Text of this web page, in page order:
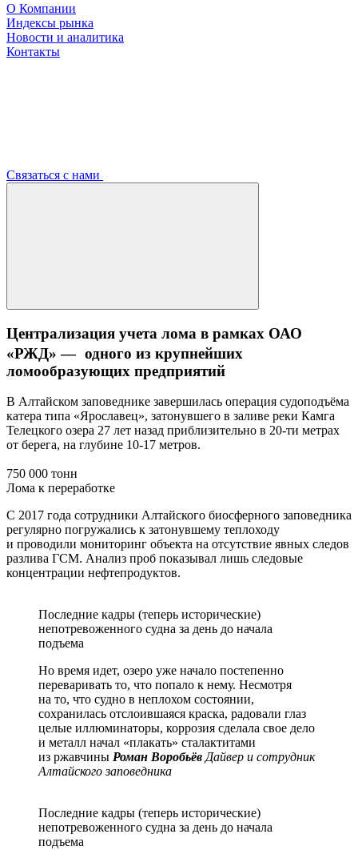
О Компании
Индексы рынка
Новости и аналитика
Контакты
Связаться с нами
Централизация учета лома в рамках ОАО
«РЖД» — одного из крупнейших
ломообразующих предприятий
В Алтайском заповеднике завершилась операция судоподъёма
катера типа «Ярославец», затонувшего в заливе реки Камга
Телецкого озера 27 лет назад приблизительно в 20-ти метрах
от берега, на глубине 10-17 метров.
750 000 тонн
Лома к переработке
С 2017 года сотрудники Алтайского биосферного заповедника
регулярно погружались к затонувшему теплоходу
и проводили мониторинг объекта на отсутствие явных следов
разлива ГСМ. Анализ проб показывал лишь следовые
концентрации нефтепродуктов.
Последние кадры (теперь исторические)
непотревоженного судна за день до начала
подъема
Но время идет, озеро уже начало постепенно
переваривать то, что попало к нему. Несмотря
на то, что судно в неплохом состоянии,
сохранилась отслоившаяся краска, радовали глаз
целые иллюминаторы, коррозия сделала свое дело
и металл начал «плакать» сталактитами
из ржавчины Роман Воробьёв Дайвер и сотрудник
Алтайского заповедника
Последние кадры (теперь исторические)
непотревоженного судна за день до начала
подъема